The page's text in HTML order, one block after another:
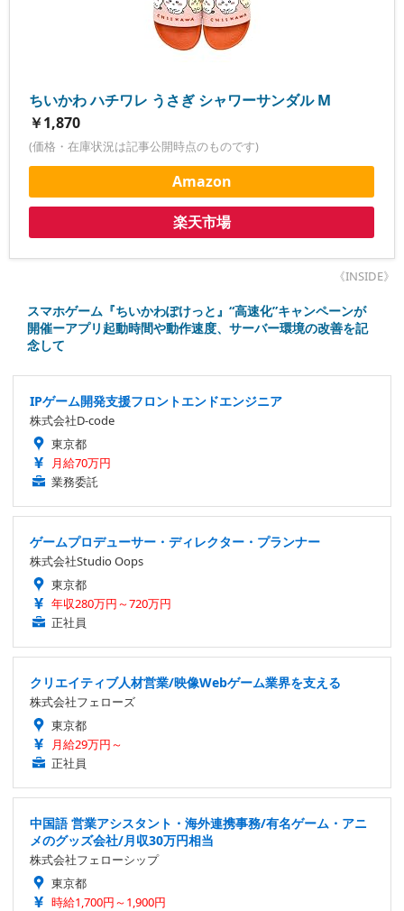
ちいかわ ハチワレ うさぎ シャワーサンダル M
￥1,870
(価格・在庫状況は記事公開時点のものです)
Amazon
楽天市場
《INSIDE》
スマホゲーム『ちいかわぽけっと』“高速化”キャンペーンが
開催ーアプリ起動時間や動作速度、サーバー環境の改善を記
念して
IPゲーム開発支援フロントエンドエンジニア
株式会社D-code
東京都
月給70万円
業務委託
ゲームプロデューサー・ディレクター・プランナー
株式会社Studio Oops
東京都
年収280万円～720万円
正社員
クリエイティブ人材営業/映像Webゲーム業界を支える
株式会社フェローズ
東京都
月給29万円～
正社員
中国語 営業アシスタント・海外連携事務/有名ゲーム・アニ
メのグッズ会社/月収30万円相当
株式会社フェローシップ
東京都
時給1,700円～1,900円